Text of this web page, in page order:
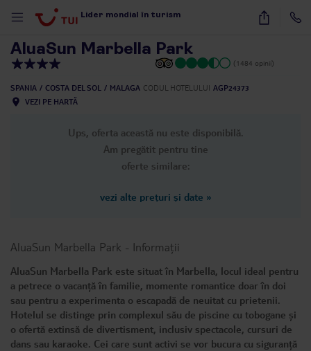
Lider mondial în turism 44
AluaSun Marbella Park
(1484 opinii)
SPANIA COSTA DEL SOL MALAGA CODUL HOTELULUI AGP24373
VEZI PE HARTĂ
Ups, oferta această nu este disponibilă.
Am pregătit pentru tine
oferte similare:
vezi alte prețuri și date »
AluaSun Marbella Park - Informații
AluaSun Marbella Park este situat în Marbella, locul ideal pentru
a petrece o vacanță în familie, momente romantice doar în doi
sau pentru a experimenta o escapadă de neuitat cu prietenii.
Hotelul se distinge prin complexul său de piscine cu tobogane și
o ofertă extinsă de divertisment, inclusiv spectacole, cursuri de
dans sau karaoke. Cei care sunt activi se vor bucura cu siguranță